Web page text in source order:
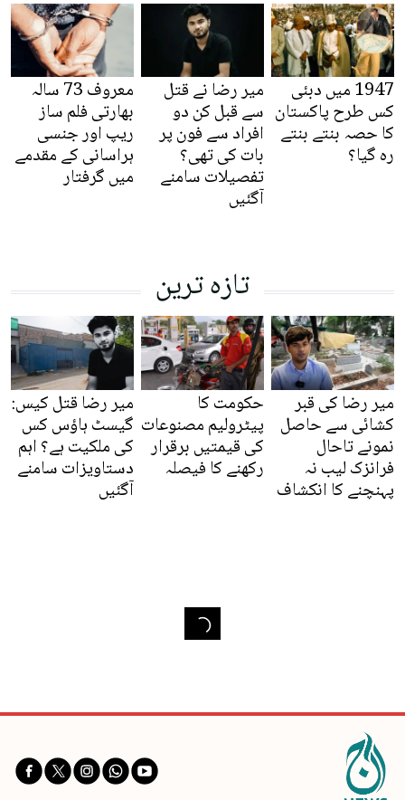
1947 میں دبئی
کس طرح پاکستان
کا حصہ بنتے بنتے
رہ گیا؟
میر رضا نے قتل
سے قبل کن دو
افراد سے فون پر
بات کی تھی؟
تفصیلات سامنے
آگئیں
معروف 73 سالہ
بھارتی فلم ساز
ریپ اور جنسی
ہراسانی کے مقدمے
میں گرفتار
تازہ ترین
میر رضا کی قبر
کشائی سے حاصل
نمونے تاحال
فرانزک لیب نہ
پہنچنے کا انکشاف
حکومت کا
پیٹرولیم مصنوعات
کی قیمتیں برقرار
رکھنے کا فیصلہ
میر رضا قتل کیس:
گیسٹ ہاؤس کس
کی ملکیت ہے؟ اہم
دستاویزات سامنے
آگئیں